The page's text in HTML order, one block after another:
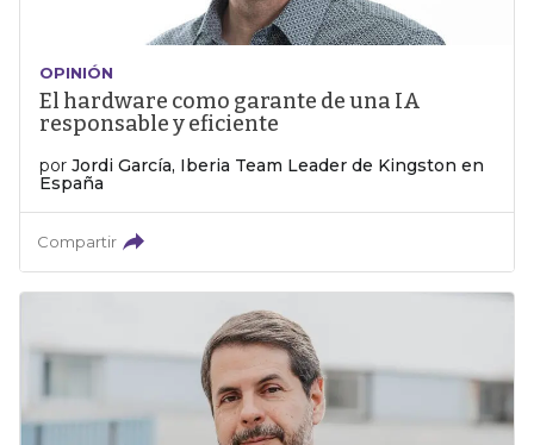
OPINIÓN
El hardware como garante de una IA
responsable y eficiente
por Jordi García, Iberia Team Leader de Kingston en
España
Compartir